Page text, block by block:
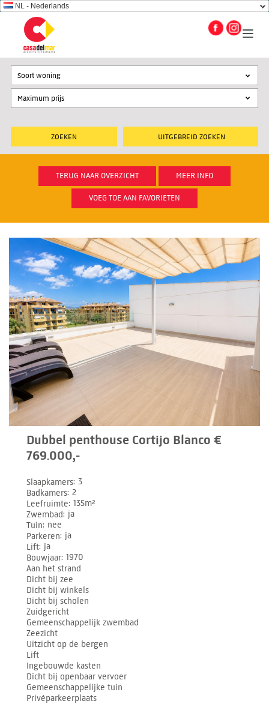
NL - Nederlands
UITGEBREID ZOEKEN
Soort woning
TERUG NAAR OVERZICHT MEER INFO
VOEG TOE AAN FAVORIETEN
Dubbel penthouse Cortijo Blanco €
769.000,-
Slaapkamers 3
Badkamers 2
Leefruimte 135m²
Zwembad ja
Tuin nee
Parkeren ja
Lift ja
Bouwjaar 1970
Aan het strand
Dicht bij zee
Dicht bij winkels
Dicht bij scholen
Zuidgericht
Gemeenschappelijk zwembad
Zeezicht
Uitzicht op de bergen
Lift
Ingebouwde kasten
Dicht bij openbaar vervoer
Gemeenschappelijke tuin
Privéparkeerplaats